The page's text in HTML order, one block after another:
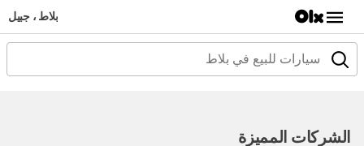
بلاط ، جبيل
الشركات المميزة